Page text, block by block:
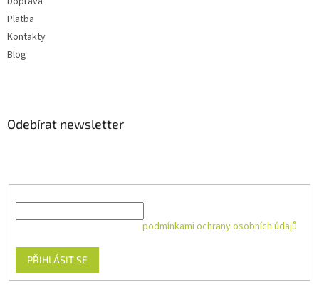
Platba
Kontakty
Blog
Odebírat newsletter
podmínkami ochrany osobních údajů
PŘIHLÁSIT SE